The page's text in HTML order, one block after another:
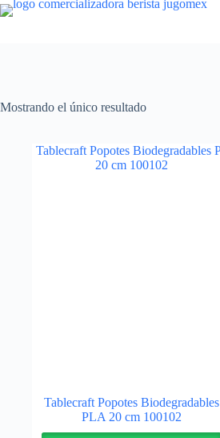
Saltar
al
Mostrando el único resultado
Tablecraft Popotes Biodegradables
PLA 20 cm 100102